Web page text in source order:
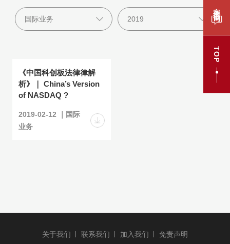
TOP
《中国科创板法律律解
析》｜ China’s Version
of NASDAQ ?
2019-02-12 ｜国际
业务
关于我们 联系我们 加入我们 免责声明